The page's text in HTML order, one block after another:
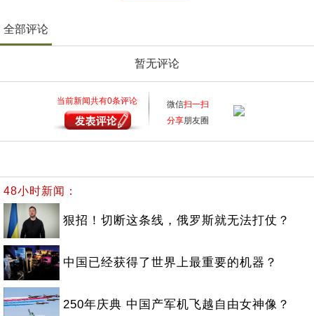
全部评论
暂无评论
当前新闻共有0条评论 微信扫一扫
分享朋友圈
48小时新闻：
狠招！切断这条线，俄罗斯就无法打仗？
中国已经获得了世界上最重要的机器？
250年庆典 中国产军机飞越自由女神像？